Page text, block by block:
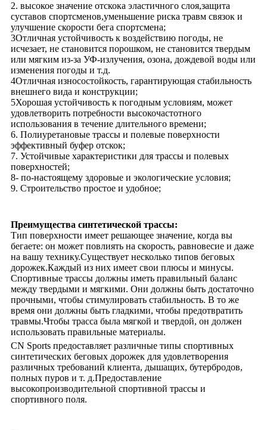
2. высокое значение отскока эластичного слоя,защита
суставов спортсменов,уменьшение риска травм связок и
улучшение скорости бега спортсмена;
3Отличная устойчивость к воздействию погоды, не
исчезает, не становится порошком, не становится твердым
или мягким из-за УФ-излучения, озона, дождевой воды или
изменения погоды и т.д.
4Отличная износостойкость, гарантирующая стабильность
внешнего вида и конструкции;
5Хорошая устойчивость к погодным условиям, может
удовлетворить потребности высокочастотного
использования в течение длительного времени;
6. Полиуретановые трассы и полевые поверхности
эффективный буфер отскок;
7. Устойчивые характеристики для трассы и полевых
поверхностей;
8- по-настоящему здоровые и экологические условия;
9. Строительство простое и удобное;
Преимущества синтетической трассы:
Тип поверхности имеет решающее значение, когда вы
бегаете: он может повлиять на скорость, равновесие и даже
на вашу технику.Существует несколько типов беговых
дорожек.Каждый из них имеет свои плюсы и минусы.
Спортивные трассы должны иметь правильный баланс
между твердыми и мягкими. Они должны быть достаточно
прочными, чтобы стимулировать стабильность. В то же
время они должны быть гладкими, чтобы предотвратить
травмы.Чтобы трасса была мягкой и твердой, он должен
использовать правильные материалы.
CN Sports предоставляет различные типы спортивных
синтетических беговых дорожек для удовлетворения
различных требований клиента, дышащих, бутербродов,
полных пуров и т. д.Предоставление
высокопроизводительной спортивной трассы и
спортивного поля.